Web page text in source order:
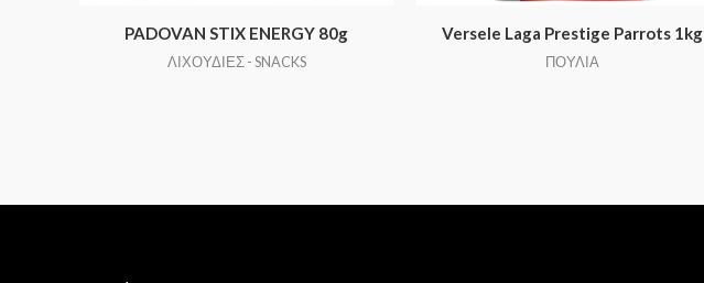
PADOVAN STIX ENERGY 80g
ΛΙΧΟΥΔΙΕΣ - SNACKS
Versele Laga Prestige Parrots 1kg
ΠΟΥΛΙΑ